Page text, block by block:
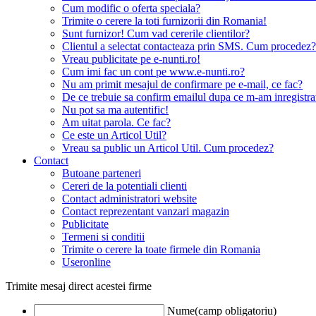
Cum modific o oferta speciala?
Trimite o cerere la toti furnizorii din Romania!
Sunt furnizor! Cum vad cererile clientilor?
Clientul a selectat contacteaza prin SMS. Cum procedez?
Vreau publicitate pe e-nunti.ro!
Cum imi fac un cont pe www.e-nunti.ro?
Nu am primit mesajul de confirmare pe e-mail, ce fac?
De ce trebuie sa confirm emailul dupa ce m-am
Nu pot sa ma autentific!
Am uitat parola. Ce fac?
Ce este un Articol Util?
Vreau sa public un Articol Util. Cum procedez?
Contact
Butoane parteneri
Cereri de la potentiali clienti
Contact administratori website
Contact reprezentant vanzari magazin
Publicitate
Termeni si conditii
Trimite o cerere la toate firmele din Romania
Useronline
Trimite mesaj direct acestei firme
Nume(camp obligatoriu)